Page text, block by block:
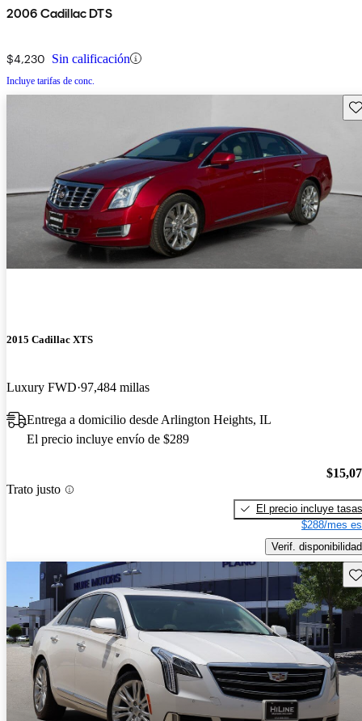
2006 Cadillac DTS
$4,230 Sin calificación
Incluye tarifas de conc.
2015 Cadillac XTS
Luxury FWD 97,484 millas
Entrega a domicilio desde Arlington Heights, IL
El precio incluye envío de $289
Trato justo
El precio incluye tasas
$288/mes
Verif. disponibilidad